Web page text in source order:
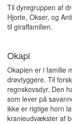
Til dyregruppen af
Hjorte, Okser, og
til giraffamilien.
Okapi
Okapien er i familie
drøvtyggere. Til
regnskovsdyr. Den
som lever på
ikke er rigtige horn
kranieudvækster af